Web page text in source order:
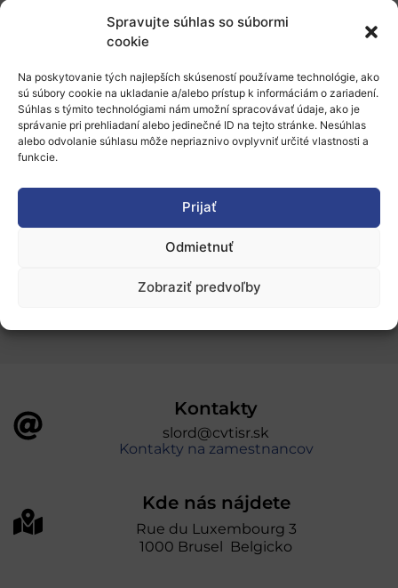
Spravujte súhlas so súbormi
cookie
Na poskytovanie tých najlepších skúseností používame technológie, ako
sú súbory cookie na ukladanie a/alebo prístup k informáciám o zariadení.
Súhlas s týmito technológiami nám umožní spracovávať údaje, ako je
správanie pri prehliadaní alebo jedinečné ID na tejto stránke. Nesúhlas
alebo odvolanie súhlasu môže nepriaznivo ovplyvniť určité vlastnosti a
funkcie.
Prijať
Odmietnuť
Zobraziť predvoľby
O nás
Financovanie a podpora
Stáže a pobyty
Ochrana osobných údajov
„Projekt SK4ERA II je spolufinancovaný Európskou
úniou v rámci Programu Slovensko. Portál
Kontakty
slord@cvtisr.sk
Kontakty na zamestnancov
Kde nás nájdete
Rue du Luxembourg 3
1000 Brusel Belgicko